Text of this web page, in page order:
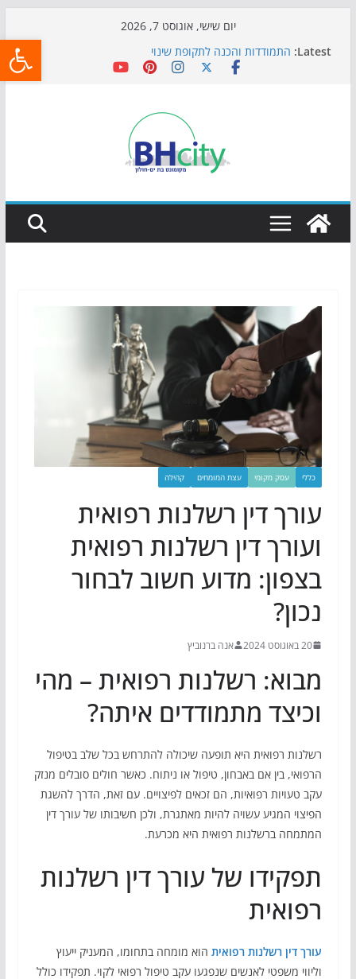
יום שישי, אוגוסט 7, 2026
Latest: התמודדות והכנה לתקופת שינוי
אי ההרפתקאות ממשיך לכבוש את הגינות: מאות משפחות
כדורגל באווירה מיוחדת: הקרנת גמר המונדיאל בטרמינל
הקיץ של בני הנוער בבת־ים: חוף הריביירה הופך למרחב
בטוח בשעות הערב
כללי עסק מקומי עצת המומחים קהילה
עורך דין רשלנות רפואית
ועורך דין רשלנות רפואית
בצפון: מדוע חשוב לבחור
נכון?
20 באוגוסט 2024 אנה ברנוביץ
מבוא: רשלנות רפואית – מהי
וכיצד מתמודדים איתה?
רשלנות רפואית היא תופעה שיכולה להתרחש בכל שלב בטיפול
הרפואי, בין אם באבחון, טיפול או ניתוח. כאשר חולים סובלים מנזק
עקב טעויות רפואיות, הם זכאים לפיצויים. עם זאת, הדרך להשגת
הפיצוי המגיע עשויה להיות מאתגרת, ולכן חשיבותו של עורך דין
המתמחה ברשלנות רפואית היא מכרעת.
תפקידו של עורך דין רשלנות
רפואית
עורך דין רשלנות רפואיתהוא מומחה בתחומו, המעניק ייעוץ
וליווי משפטי לאנשים שנפגעו עקב טיפול רפואי לקוי. תפקידו כולל